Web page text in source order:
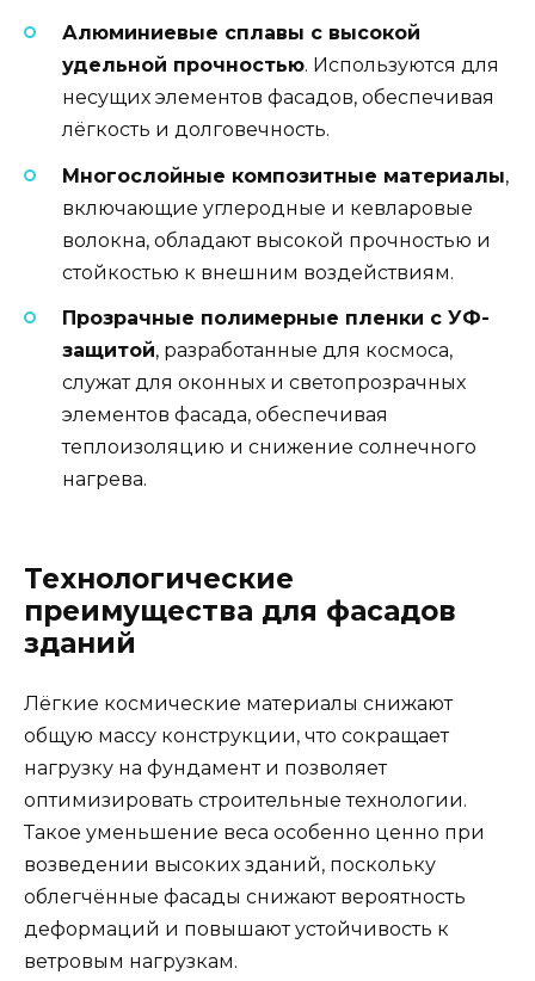
Алюминиевые сплавы с высокой
удельной прочностью. Используются для
несущих элементов фасадов, обеспечивая
лёгкость и долговечность.
Многослойные композитные материалы,
включающие углеродные и кевларовые
волокна, обладают высокой прочностью и
стойкостью к внешним воздействиям.
Прозрачные полимерные пленки с УФ-
защитой, разработанные для космоса,
служат для оконных и светопрозрачных
элементов фасада, обеспечивая
теплоизоляцию и снижение солнечного
нагрева.
Технологические
преимущества для фасадов
зданий
Лёгкие космические материалы снижают
общую массу конструкции, что сокращает
нагрузку на фундамент и позволяет
оптимизировать строительные технологии.
Такое уменьшение веса особенно ценно при
возведении высоких зданий, поскольку
облегчённые фасады снижают вероятность
деформаций и повышают устойчивость к
ветровым нагрузкам.